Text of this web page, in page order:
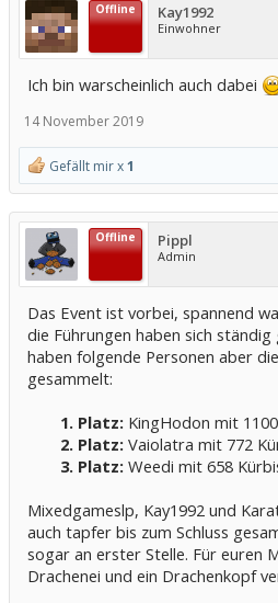
Offline Kay1992
Einwohner
Ich bin warscheinlich auch dabei
14 November 2019
Gefällt mir x1
Offline Pippl
Admin
Das Event ist vorbei, spannend
die Führungen haben sich ständig
haben folgende Personen aber
gesammelt:
1. Platz: KingHodon mit
2. Platz: Vaiolatra mit 772
3. Platz: Weedi mit 658
Mixedgameslp, Kay1992 und
auch tapfer bis zum Schluss
sogar an erster Stelle. Für euren
Drachenei und ein Drachenkopf